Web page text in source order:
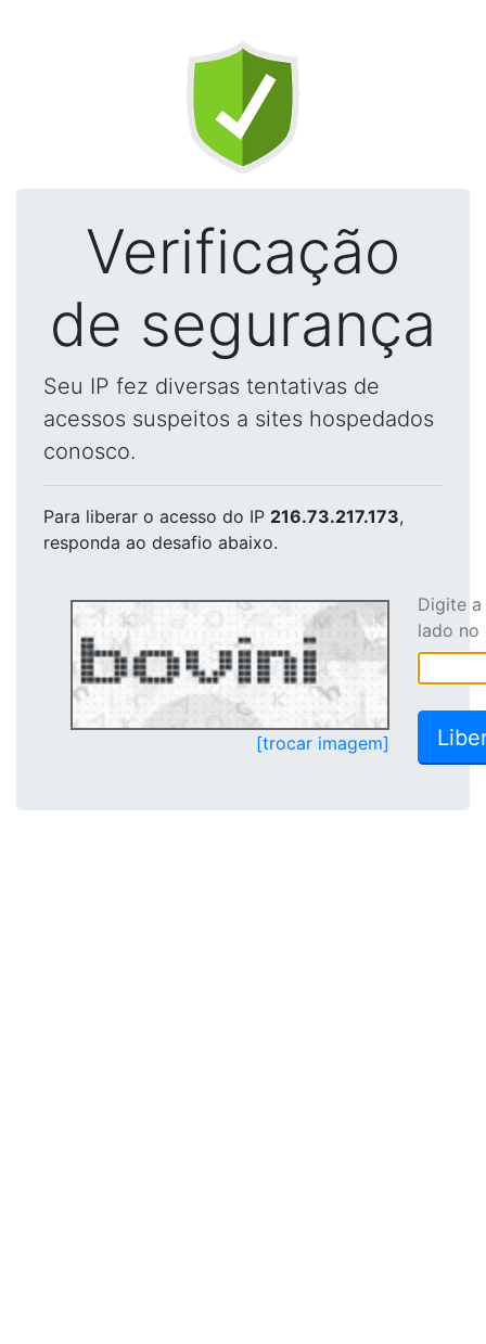
Verificação
de segurança
Seu IP fez diversas tentativas de
acessos suspeitos a sites hospedados
conosco.
Para liberar o acesso do IP 216.73.217.173,
responda ao desafio abaixo.
[trocar imagem]
Digite
lado no